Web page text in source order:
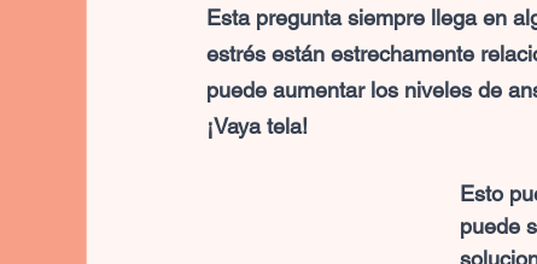
Esta pregunta siempre llega en
estrés están estrechamente
puede aumentar los niveles de
¡Vaya tela!
Esto
puede